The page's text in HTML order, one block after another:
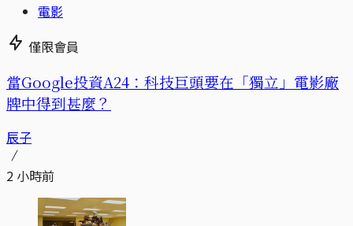
電影
僅限會員
當Google投資A24：科技巨頭要在「獨立」電影廠
牌中得到甚麼？
辰子
2 小時前